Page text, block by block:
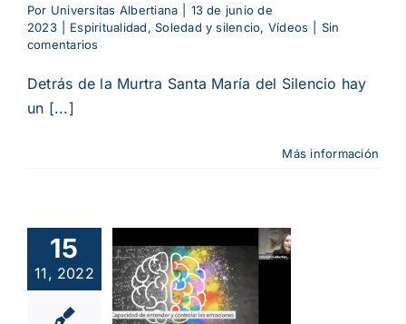
Por Universitas Albertiana
13 de junio de
2023
Espiritualidad,Soledad y silencio, Vídeos
Sin
comentarios
Detrás de la Murtra Santa María del Silencio hay
un [...]
Más información
15
11, 2022
el
VIII